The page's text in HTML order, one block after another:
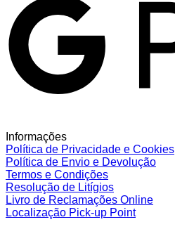
Informações
Política de Privacidade e Cookies
Política de Envio e Devolução
Termos e Condições
Resolução de Litígios
Livro de Reclamações Online
Localização Pick-up Point